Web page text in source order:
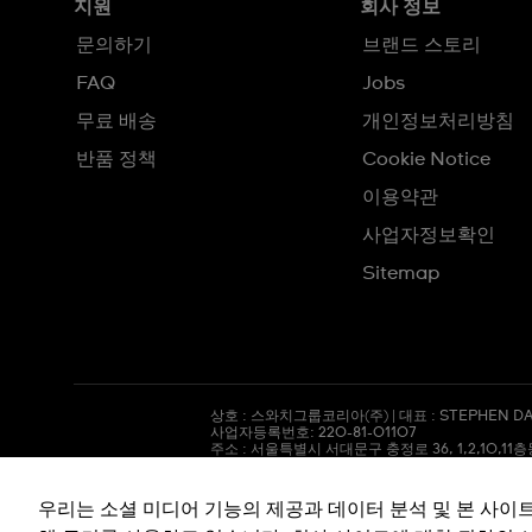
지원
문의하기
FAQ
무료 배송
반품 정책
회사 정보
브랜드 스토리
Jobs
개인정보처리방침
Cookie Notice
이용약관
사업자정보확인
Sitemap
상호 : 스와치그룹코리아(주) | 대표 : STEPHEN
사업자등록번호: 220-81-01107
주소 : 서울특별시 서대문구 충정로 36, 1,2,10,11층
호스팅서비스사업자: www.akamai.com
개인정보관리책임자 : 유희용
우리는 소셜 미디어 기능의 제공과 데이터 분석 및 본 사